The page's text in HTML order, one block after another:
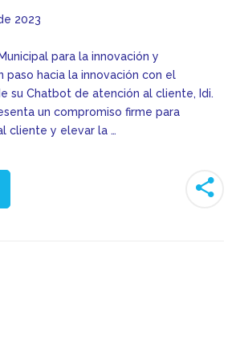
2023
para la innovación y
paso hacia la innovación con el
su Chatbot de atención al cliente, Idi.
un compromiso firme para
cliente y elevar la …